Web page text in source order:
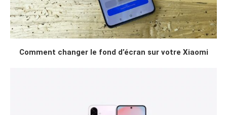
Comment changer le fond d’écran sur votre Xiaomi